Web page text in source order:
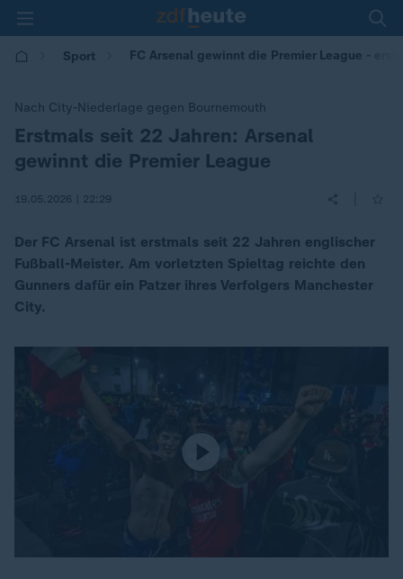
Sport FC Arsenal gewinnt die Premier League -
Nach City-Niederlage gegen Bournemouth
:Erstmals seit 22 Jahren: Arsenal
gewinnt die Premier League
19.05.2026 | 22:29
Der FC Arsenal ist erstmals seit 22 Jahren englischer
Fußball-Meister. Am vorletzten Spieltag reichte den
Gunners dafür ein Patzer ihres Verfolgers Manchester
City.